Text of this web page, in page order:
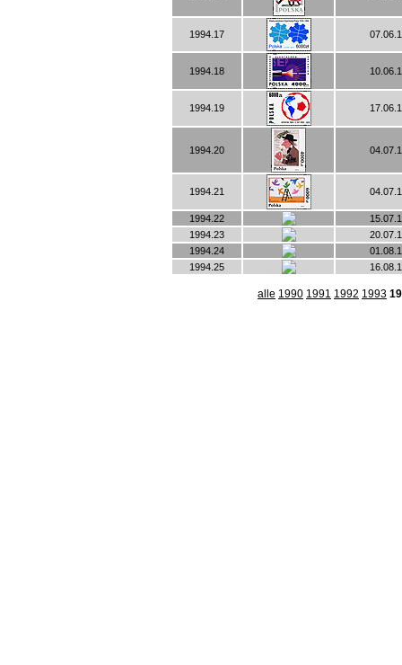
1994.17
1994.18
1994.19
1994.20
1994.21
1994.22
1994.23
1994.24
1994.25
alle 1990 1991 1992 1993